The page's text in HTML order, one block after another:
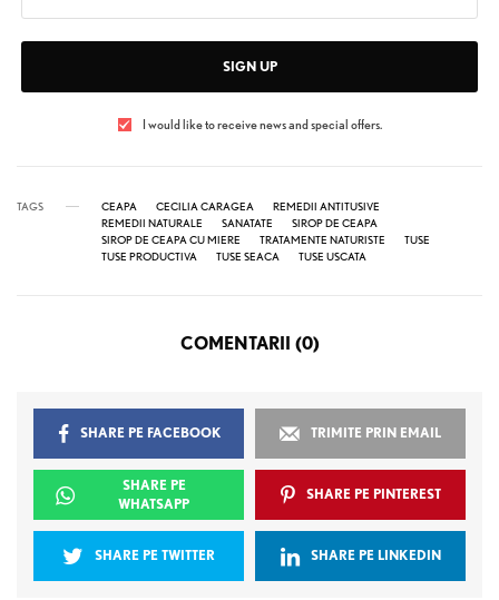
SIGN UP
I would like to receive news and special offers.
TAGS CEAPA CECILIA CARAGEA
REMEDII ANTITUSIVE
REMEDII NATURALE
SANATATE
SIROP DE CEAPA
SIROP DE CEAPA CU MIERE
TRATAMENTE NATURISTE
TUSE
TUSE PRODUCTIVA
TUSE SEACA TUSE USCATA
COMENTARII (0)
SHARE PE FACEBOOK TRIMITE PRIN EMAIL
SHARE PE
WHATSAPP
SHARE PE PINTEREST
SHARE PE TWITTER SHARE PE LINKEDIN